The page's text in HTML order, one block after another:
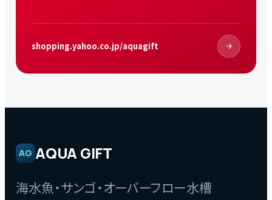
shopping.yahoo.co.jp/aquagift
AG AQUA GIFT
海水魚・サンゴ・オーバーフロー水槽